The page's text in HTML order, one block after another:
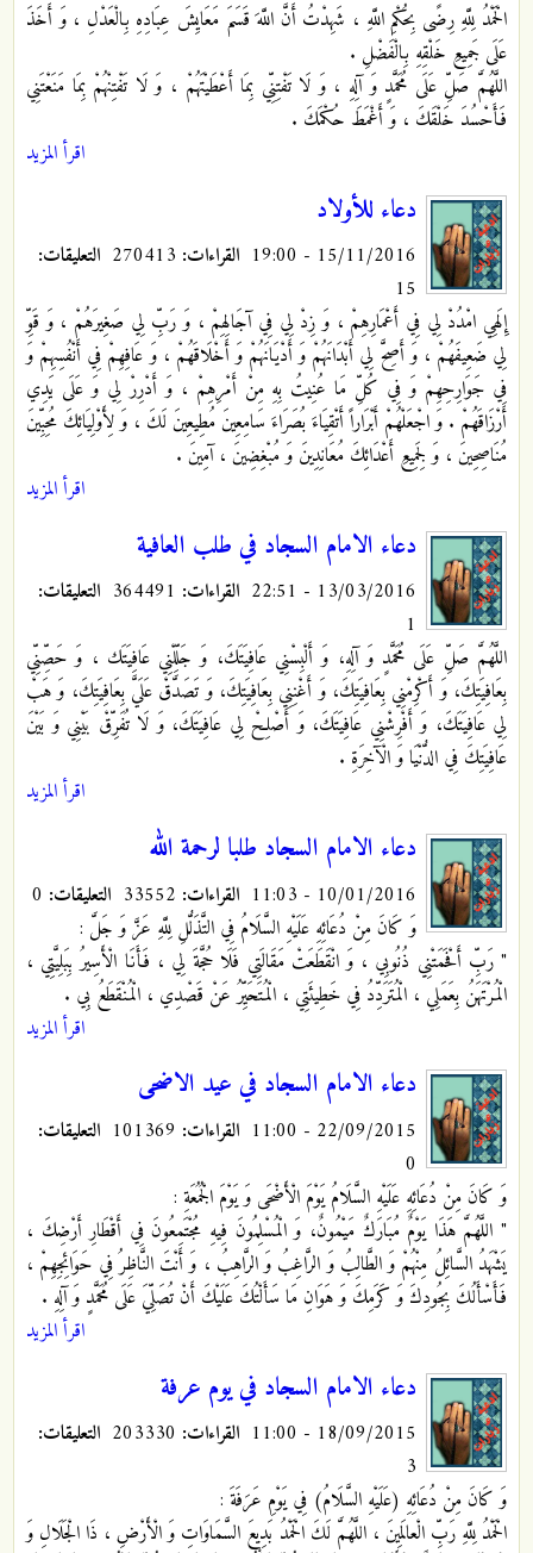
الْحَمْدُ لِلَّهِ رِضًى بِحُكْمِ اللَّهِ ، شَهِدْتُ أَنَّ اللَّهَ قَسَمَ مَعَايِشَ عِبَادِهِ بِالْعَدْلِ ، وَ أَخَذَ
عَلَى جَمِيعِ خَلْقِهِ بِالْفَضْلِ .
اللَّهُمَّ صَلِّ عَلَى مُحَمَّدٍ وَ آلِهِ ، وَ لَا تَفْتِنِّي بِمَا أَعْطَيْتَهُمْ ، وَ لَا تَفْتِنْهُمْ بِمَا مَنَعْتَنِي
فَأَحْسُدَ خَلْقَكَ ، وَ أَغْمَطَ حُكْمَكَ .
اقرأ المزيد
دعاء للأولاد
15/11/2016 - 19:00 القراءات:
التعليقات:
15
إِلَهِي امْدُدْ لِي فِي أَعْمَارِهِمْ ، وَ زِدْ لِي فِي آجَالِهِمْ ، وَ رَبِّ لِي صَغِيرَهُمْ ، وَ قَوِّ
لِي ضَعِيفَهُمْ ، وَ أَصِحَّ لِي أَبْدَانَهُمْ وَ أَدْيَانَهُمْ وَ أَخْلَاقَهُمْ ، وَ عَافِهِمْ فِي أَنْفُسِهِمْ وَ
فِي جَوَارِحِهِمْ وَ فِي كُلِّ مَا عُنِيتُ بِهِ مِنْ أَمْرِهِمْ ، وَ أَدْرِرْ لِي وَ عَلَى يَدِي
أَرْزَاقَهُمْ . وَ اجْعَلْهُمْ أَبْرَاراً أَتْقِيَاءَ بُصَرَاءَ سَامِعِينَ مُطِيعِينَ لَكَ ، وَ لِأَوْلِيَائِكَ مُحِبِّينَ
مُنَاصِحِينَ ، وَ لِجَمِيعِ أَعْدَائِكَ مُعَانِدِينَ وَ مُبْغِضِينَ ، آمِينَ .
اقرأ المزيد
دعاء الامام السجاد في طلب العافية
13/03/2016 - 22:51 القراءات:
التعليقات:
1
اللَّهُمَّ صَلِّ عَلَى مُحَمَّدٍ وَ آلِهِ، وَ أَلْبِسْنِي عَافِيَتَكَ، وَ جَلِّلْنِي عَافِيَتَك ، وَ حَصِّنِّي
بِعَافِيَتِكَ، وَ أَكْرِمْنِي بِعَافِيَتِكَ، وَ أَغْنِنِي بِعَافِيَتِكَ، وَ تَصَدَّقْ عَلَيَّ بِعَافِيَتِكَ، وَ هَبْ
لِي عَافِيَتَكَ، وَ أَفْرِشْنِي عَافِيَتَكَ، وَ أَصْلِحْ لِي عَافِيَتَكَ، وَ لَا تُفَرِّقْ بَيْنِي وَ بَيْنَ
عَافِيَتِكَ فِي الدُّنْيَا وَ الْآخِرَةِ .
اقرأ المزيد
دعاء الامام السجاد طلبا لرحمة الله
10/01/2016 - 11:03 القراءات: التعليقات:
وَ كَانَ مِنْ دُعَائِهِ عَلَيْهِ السَّلَامُ فِي التَّذَلُّلِ لِلَّهِ عَزَّ وَ جَلَّ :
" رَبِّ أَفْحَمَتْنِي ذُنُوبِي ، وَ انْقَطَعَتْ مَقَالَتِي فَلَا حُجَّةَ لِي ، فَأَنَا الْأَسِيرُ بِبَلِيَّتِي ،
الْمُرْتَهَنُ بِعَمَلِي ، الْمُتَرَدِّدُ فِي خَطِيئَتِي ، الْمُتَحَيِّرُ عَنْ قَصْدِي ، الْمُنْقَطَعُ بِي .
اقرأ المزيد
دعاء الامام السجاد في عيد الاضحى
22/09/2015 - 11:00 القراءات:
التعليقات:
0
وَ كَانَ مِنْ دُعَائِهِ عَلَيْهِ السَّلَامُ يَوْمَ الْأَضْحَى وَ يَوْمَ الْجُمُعَةِ :
" اللَّهُمَّ هَذَا يَوْمٌ مُبَارَكٌ مَيْمُونٌ، وَ الْمُسْلِمُونَ فِيهِ مُجْتَمِعُونَ فِي أَقْطَارِ أَرْضِكَ ،
يَشْهَدُ السَّائِلُ مِنْهُمْ وَ الطَّالِبُ وَ الرَّاغِبُ وَ الرَّاهِبُ ، وَ أَنْتَ النَّاظِرُ فِي حَوَائِجِهِمْ ،
فَأَسْأَلُكَ بِجُودِكَ وَ كَرَمِكَ وَ هَوَانِ مَا سَأَلْتُكَ عَلَيْكَ أَنْ تُصَلِّيَ عَلَى مُحَمَّدٍ وَ آلِهِ .
اقرأ المزيد
دعاء الامام السجاد في يوم عرفة
18/09/2015 - 11:00 القراءات:
التعليقات:
3
وَ كَانَ مِنْ دُعَائِهِ (عَلَيْهِ السَّلَامُ) فِي يَوْمِ عَرَفَةَ :
الْحَمْدُ لِلَّهِ رَبِّ الْعالَمِينَ ، اللَّهُمَّ لَكَ الْحَمْدُ بَدِيعَ السَّمَاوَاتِ وَ الْأَرْضِ ، ذَا الْجَلَالِ وَ